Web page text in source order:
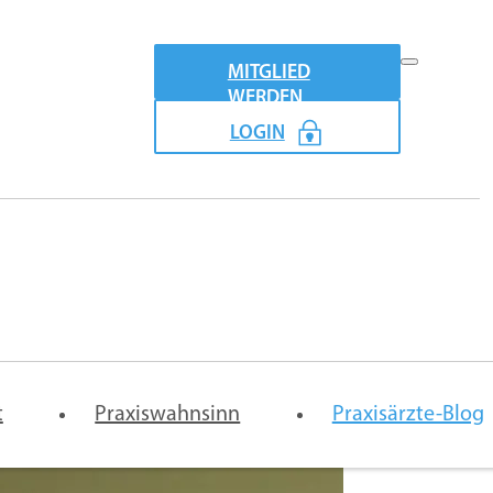
MITGLIED
WERDEN
LOGIN
Arztpraxis
Praxiswahnsinn Praxisärzte-Blog